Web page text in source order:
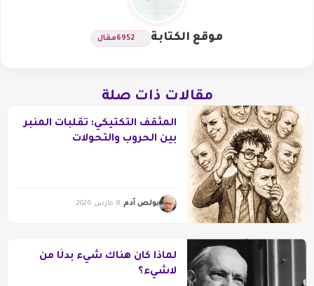
موقع الكتابة 6952مقال
مقالات ذات صلة
المثقف التكتيكي: تقلبات المنبر
بين الحروب والتحولات
بولص آدم 8 مارس 2026
لماذا كان هناك شيء بدلًا من
لاشيء؟